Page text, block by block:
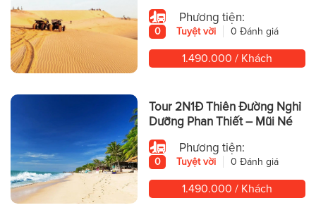
Phương tiện:
0 Tuyệt vời 0 Đánh giá
1.490.000 / Khách
Tour 2N1Đ Thiên Đường Nghỉ
Dưỡng Phan Thiết – Mũi Né
Phương tiện:
0 Tuyệt vời 0 Đánh giá
1.490.000 / Khách